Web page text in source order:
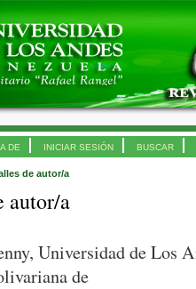
DE INICIAR SESIÓN BUSCAR
de autor/a
autor/a
Universidad de Los
de